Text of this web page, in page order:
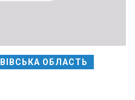
ОБЛАСТЬ